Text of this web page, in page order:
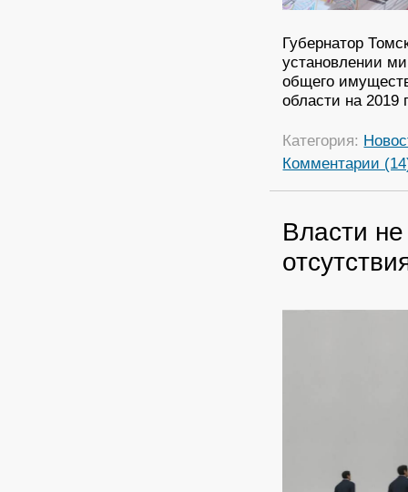
Губернатор
установлении
общего
области на 2019
Категория:
Комментарии
Власти